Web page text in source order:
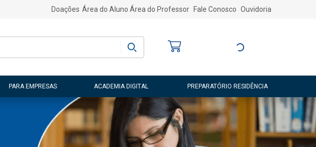
Doações Área do Aluno Área do Professor Fale Conosco Ouvidoria
Entre ou Cadastre-
PARA EMPRESAS ACADEMIA DIGITAL PREPARATÓRIO RESIDÊNCIA